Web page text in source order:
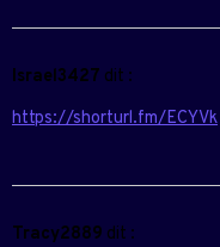
Israel3427 dit :
https://shorturl.fm/ECYVk
Tracy2889 dit :